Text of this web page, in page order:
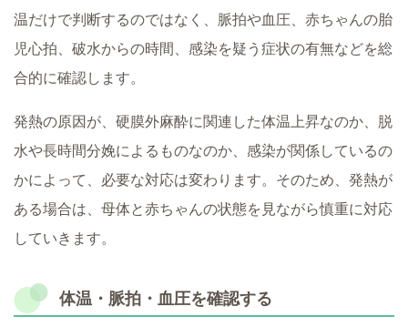
温だけで判断するのではなく、脈拍や血圧、赤ちゃんの胎
児心拍、破水からの時間、感染を疑う症状の有無などを総
合的に確認します。
発熱の原因が、硬膜外麻酔に関連した体温上昇なのか、脱
水や長時間分娩によるものなのか、感染が関係しているの
かによって、必要な対応は変わります。そのため、発熱が
ある場合は、母体と赤ちゃんの状態を見ながら慎重に対応
していきます。
体温・脈拍・血圧を確認する